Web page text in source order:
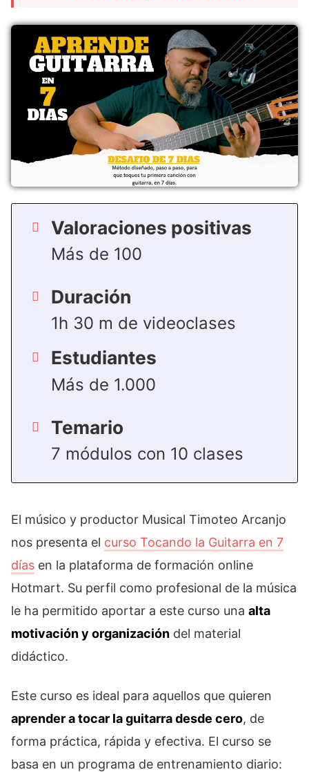
Valoraciones positivas
Más de 100
Duración
1h 30 m de videoclases
Estudiantes
Más de 1.000
Temario
7 módulos con 10 clases
El músico y productor Musical Timoteo Arcanjo
nos presenta el curso Tocando la Guitarra en 7
días en la plataforma de formación online
Hotmart. Su perfil como profesional de la música
le ha permitido aportar a este curso una alta
motivación y organización del material
didáctico.
Este curso es ideal para aquellos que quieren
aprender a tocar la guitarra desde cero, de
forma práctica, rápida y efectiva. El curso se
basa en un programa de entrenamiento diario: